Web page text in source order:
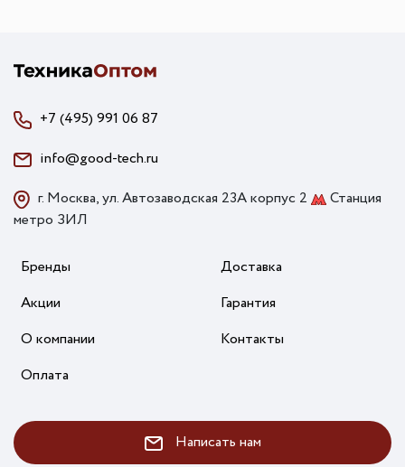
+7 (495) 991 06 87
info@good-tech.ru
г. Москва, ул. Автозаводская 23А корпус 2
Станция
метро ЗИЛ
Бренды
Акции
О компании
Оплата
Доставка
Гарантия
Контакты
Написать нам